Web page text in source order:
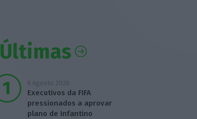
Últimas
6 Agosto 2026
Executivos da FIFA
pressionados a aprovar
plano de Infantino